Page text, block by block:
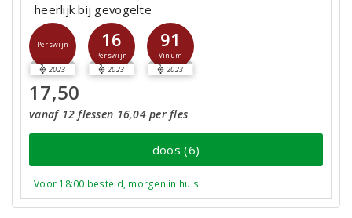
heerlijk bij gevogelte
Perswijn
2023
16
Perswijn
2023
91
Vinum
2023
17,50
vanaf 12 flessen 16,04 per fles
doos (6)
Voor 18:00 besteld, morgen in huis